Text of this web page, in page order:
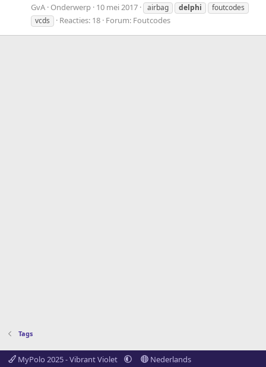
GvA Onderwerp 10 mei 2017 airbag delphi
foutcodes
vcds
Reacties: 18 Forum: Foutcodes
Tags
MyPolo 2025 - Vibrant Violet Nederlands